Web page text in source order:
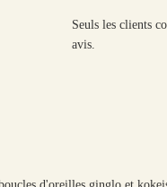
Seuls les clients
avis.